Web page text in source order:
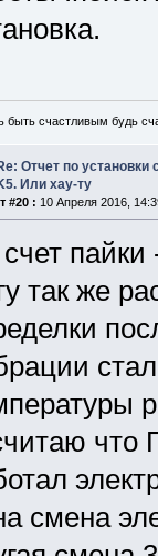
быть счастливым будь
Отчет по установки
Или хау-ту
#20 : 10 Апреля 2016,
так же
смена